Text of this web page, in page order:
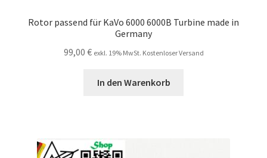
Rotor passend für KaVo 6000 6000B Turbine made in
Germany
99,00 € exkl. 19% MwSt. Kostenloser Versand
In den Warenkorb